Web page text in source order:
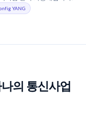
YANG
의 통신사업